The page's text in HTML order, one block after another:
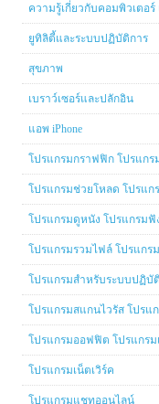
ความรู้เกี่ยวกับคอมพิวเตอร์
ยูทิลิตี้และระบบปฏิบัติการ
สุขภาพ
เบราว์เซอร์และปลักอิน
แอพ iPhone
โปรแกรมกราฟฟิก โปรแกร
โปรแกรมช่วยโหลด โปรแ
โปรแกรมดูหนัง โปรแกรมฟั
โปรแกรมรวมไฟล์ โปรแกร
โปรแกรมสำหรับระบบปฏิบั
โปรแกรมสแกนไวรัส โปรแ
โปรแกรมออฟฟิต โปรแกรม
โปรแกรมเน็ตเวิร์ค
โปรแกรมแชทออนไลน์